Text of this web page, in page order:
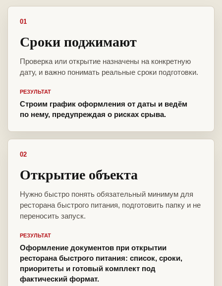
01
Сроки поджимают
Проверка или открытие назначены на конкретную
дату, и важно понимать реальные сроки подготовки.
РЕЗУЛЬТАТ
Строим график оформления от даты и ведём
по нему, предупреждая о рисках срыва.
02
Открытие объекта
Нужно быстро понять обязательный минимум для
ресторана быстрого питания, подготовить папку и не
переносить запуск.
РЕЗУЛЬТАТ
Оформление документов при открытии
ресторана быстрого питания: список, сроки,
приоритеты и готовый комплект под
фактический формат.